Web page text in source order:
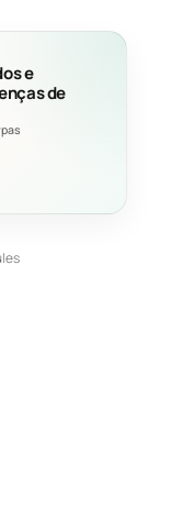
e
de